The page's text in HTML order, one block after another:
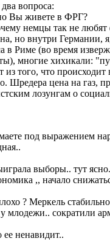
вопроса:
Вы живете в ФРГ?
немцы так не любят
но внутри Германии,
в Риме (во время
многие хихикали:
из того, что
Шредера цена на газ,
лозунгам о
под выражением
выборы.. тут
,, начало
? Меркель
млодежи.. сократили
ее ненавидит..